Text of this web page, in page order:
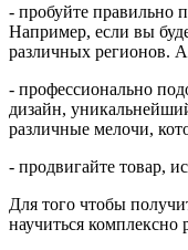
- пробуйте правильно
Например, если вы
различных регионов.
- профессионально
дизайн,
различные мелочи,
- продвигайте товар,
Для того чтобы
научиться комплексно